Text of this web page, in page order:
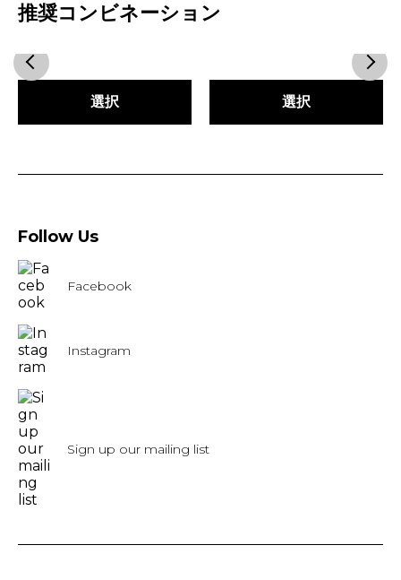
推奨コンビネーション
選択 選択
Follow Us
Facebook
Instagram
Sign up our mailing list